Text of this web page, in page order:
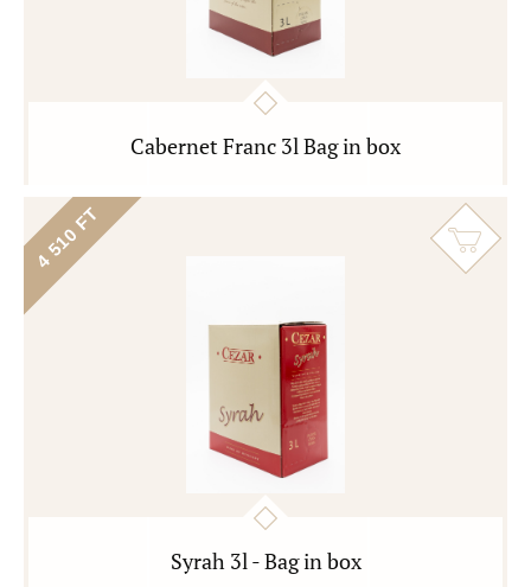
Cabernet Franc 3l Bag in box
4 510 FT
Syrah 3l - Bag in box